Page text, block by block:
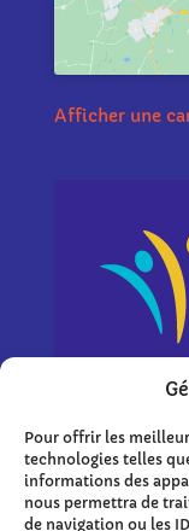
Pour offrir les
technologies telles
informations des
nous permettra de
de navigation ou les
Afficher une